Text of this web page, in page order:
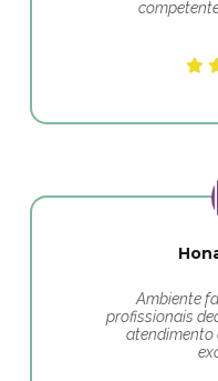
Ambiente
profissionais
atendimento